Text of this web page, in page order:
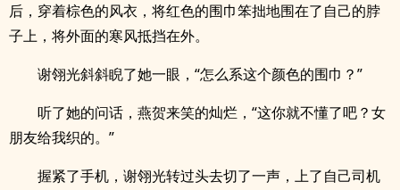
后，穿着棕色的风衣，将红色的围巾笨拙地围在了自己的脖
子上，将外面的寒风抵挡在外。
谢翎光斜斜睨了她一眼，“怎么系这个颜色的围巾？”
听了她的问话，燕贺来笑的灿烂，“这你就不懂了吧？女
朋友给我织的。”
握紧了手机，谢翎光转过头去切了一声，上了自己司机